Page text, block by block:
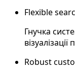
Flexible
Гнучка
візуалізації
Robust